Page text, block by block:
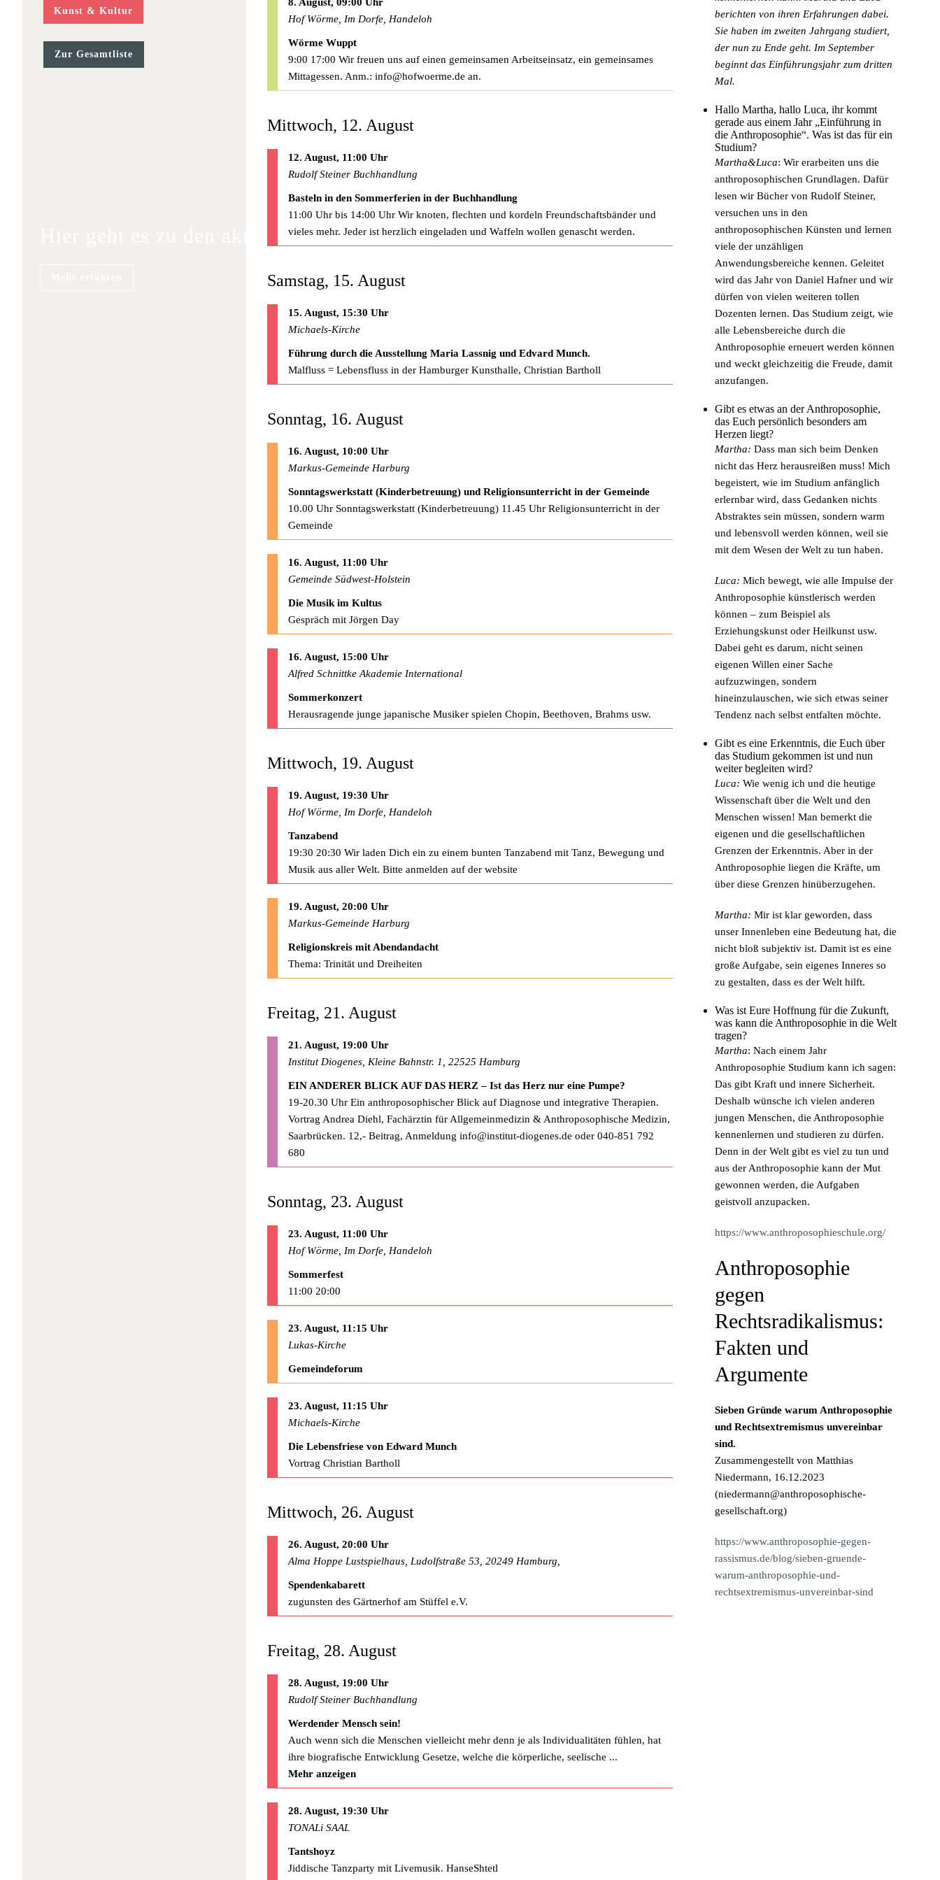
Hier geht es zu den aktuellen Veranstaltungen
Kunst & Kultur
Zur Gesamtliste
Hof Wörme, Im Dorfe, Handeloh
Wörme Wuppt
9:00 17:00 Wir freuen uns auf einen gemeinsamen Arbeitseinsatz, ein gemeinsames
Mittagessen. Anm.: info@hofwoerme.de an.
Mittwoch, 12. August
12. August, 11:00 Uhr
Rudolf Steiner Buchhandlung
Basteln in den Sommerferien in der Buchhandlung
11:00 Uhr bis 14:00 Uhr Wir knoten, flechten und kordeln Freundschaftsbänder und
vieles mehr. Jeder ist herzlich eingeladen und Waffeln wollen genascht werden.
Samstag, 15. August
15. August, 15:30 Uhr
Michaels-Kirche
Führung durch die Ausstellung Maria Lassnig und Edvard Munch.
Malfluss = Lebensfluss in der Hamburger Kunsthalle, Christian Bartholl
Sonntag, 16. August
16. August, 10:00 Uhr
Markus-Gemeinde Harburg
Sonntagswerkstatt (Kinderbetreuung) und Religionsunterricht in der Gemeinde
10.00 Uhr Sonntagswerkstatt (Kinderbetreuung) 11.45 Uhr Religionsunterricht in der
Gemeinde
16. August, 11:00 Uhr
Gemeinde Südwest-Holstein
Die Musik im Kultus
Gespräch mit Jörgen Day
16. August, 15:00 Uhr
Alfred Schnittke Akademie International
Sommerkonzert
Herausragende junge japanische Musiker spielen Chopin, Beethoven, Brahms usw.
Mittwoch, 19. August
19. August, 19:30 Uhr
Hof Wörme, Im Dorfe, Handeloh
Tanzabend
19:30 20:30 Wir laden Dich ein zu einem bunten Tanzabend mit Tanz, Bewegung und
Musik aus aller Welt. Bitte anmelden auf der website
19. August, 20:00 Uhr
Markus-Gemeinde Harburg
Religionskreis mit Abendandacht
Thema: Trinität und Dreiheiten
Freitag, 21. August
21. August, 19:00 Uhr
Institut Diogenes, Kleine Bahnstr. 1, 22525 Hamburg
EIN ANDERER BLICK AUF DAS HERZ – Ist das Herz nur eine Pumpe?
19-20.30 Uhr Ein anthroposophischer Blick auf Diagnose und integrative Therapien.
Vortrag Andrea Diehl, Fachärztin für Allgemeinmedizin & Anthroposophische Medizin,
Saarbrücken. 12,- Beitrag, Anmeldung info@institut-diogenes.de oder 040-851 792
680
Sonntag, 23. August
23. August, 11:00 Uhr
Hof Wörme, Im Dorfe, Handeloh
Sommerfest
11:00 20:00
23. August, 11:15 Uhr
Lukas-Kirche
Gemeindeforum
23. August, 11:15 Uhr
Michaels-Kirche
Die Lebensfriese von Edward Munch
Vortrag Christian Bartholl
Mittwoch, 26. August
26. August, 20:00 Uhr
Alma Hoppe Lustspielhaus, Ludolfstraße 53, 20249 Hamburg,
Spendenkabarett
zugunsten des Gärtnerhof am Stüffel e.V.
Freitag, 28. August
28. August, 19:00 Uhr
Rudolf Steiner Buchhandlung
Werdender Mensch sein!
Auch wenn sich die Menschen vielleicht mehr denn je als Individualitäten fühlen, hat
ihre biografische Entwicklung Gesetze, welche die körperliche, seelische ...
Mehr anzeigen
28. August, 19:30 Uhr
TONALi SAAL
Tantshoyz
Jiddische Tanzparty mit Livemusik. HanseShtetl
berichten von ihren Erfahrungen dabei.
Sie haben im zweiten Jahrgang studiert,
der nun zu Ende geht. Im September
beginnt das Einführungsjahr zum dritten
Mal.
Hallo Martha, hallo Luca, ihr kommt
gerade aus einem Jahr „Einführung in
die Anthroposophie“. Was ist das für ein
Studium?
Martha&Luca: Wir erarbeiten uns die
anthroposophischen Grundlagen. Dafür
lesen wir Bücher von Rudolf Steiner,
versuchen uns in den
anthroposophischen Künsten und lernen
viele der unzähligen
Anwendungsbereiche kennen. Geleitet
wird das Jahr von Daniel Hafner und wir
dürfen von vielen weiteren tollen
Dozenten lernen. Das Studium zeigt, wie
alle Lebensbereiche durch die
Anthroposophie erneuert werden können
und weckt gleichzeitig die Freude, damit
anzufangen.
Gibt es etwas an der Anthroposophie,
das Euch persönlich besonders am
Herzen liegt?
Martha: Dass man sich beim Denken
nicht das Herz herausreißen muss! Mich
begeistert, wie im Studium anfänglich
erlernbar wird, dass Gedanken nichts
Abstraktes sein müssen, sondern warm
und lebensvoll werden können, weil sie
mit dem Wesen der Welt zu tun haben.
Luca: Mich bewegt, wie alle Impulse der
Anthroposophie künstlerisch werden
können – zum Beispiel als
Erziehungskunst oder Heilkunst usw.
Dabei geht es darum, nicht seinen
eigenen Willen einer Sache
aufzuzwingen, sondern
hineinzulauschen, wie sich etwas seiner
Tendenz nach selbst entfalten möchte.
Gibt es eine Erkenntnis, die Euch über
das Studium gekommen ist und nun
weiter begleiten wird?
Luca: Wie wenig ich und die heutige
Wissenschaft über die Welt und den
Menschen wissen! Man bemerkt die
eigenen und die gesellschaftlichen
Grenzen der Erkenntnis. Aber in der
Anthroposophie liegen die Kräfte, um
über diese Grenzen hinüberzugehen.
Martha: Mir ist klar geworden, dass
unser Innenleben eine Bedeutung hat, die
nicht bloß subjektiv ist. Damit ist es eine
große Aufgabe, sein eigenes Inneres so
zu gestalten, dass es der Welt hilft.
Was ist Eure Hoffnung für die Zukunft,
was kann die Anthroposophie in die Welt
tragen?
Martha: Nach einem Jahr
Anthroposophie Studium kann ich sagen:
Das gibt Kraft und innere Sicherheit.
Deshalb wünsche ich vielen anderen
jungen Menschen, die Anthroposophie
kennenlernen und studieren zu dürfen.
Denn in der Welt gibt es viel zu tun und
aus der Anthroposophie kann der Mut
gewonnen werden, die Aufgaben
geistvoll anzupacken.
https://www.anthroposophieschule.org/
Anthroposophie
gegen
Rechtsradikalismus:
Fakten und
Argumente
Sieben Gründe warum Anthroposophie
und Rechtsextremismus unvereinbar
sind.
Zusammengestellt von Matthias
Niedermann, 16.12.2023
(niedermann@anthroposophische-
gesellschaft.org)
https://www.anthroposophie-gegen-
rassismus.de/blog/sieben-gruende-
warum-anthroposophie-und-
rechtsextremismus-unvereinbar-sind